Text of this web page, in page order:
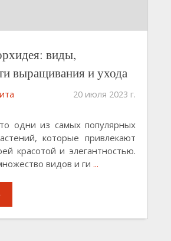
виды,
выращивания и ухода
20 июля 2023 г.
одни из самых популярных
которые привлекают
красотой и элегантностью.
видов и ги ...